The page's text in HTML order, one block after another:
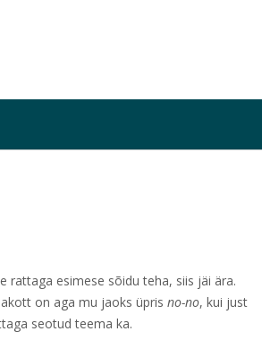
rattaga esimese sõidu teha, siis jäi ära.
on aga mu jaoks üpris no-no, kui just
seotud teema ka.